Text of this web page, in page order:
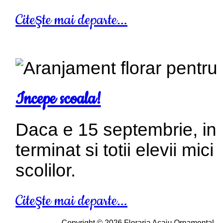
Citeşte mai departe...
Incepe scoala!
Daca e 15 septembrie,
terminat si totii elevii
scolilor.
Citeşte mai departe...